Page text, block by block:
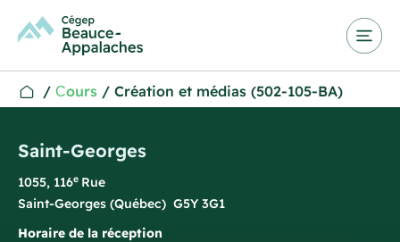
/ Сours / Création et médias (502-105-BA)
Saint-Georges
1055, 116e Rue
Saint-Georges (Québec) G5Y 3G1
Horaire de la réception